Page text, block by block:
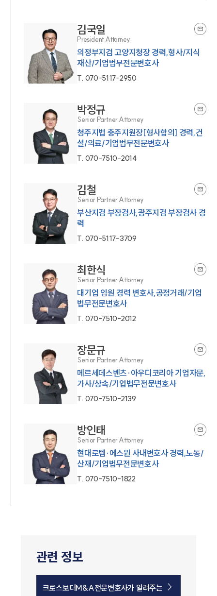
김국일
President Attorney
의정부지검 고양지청장 경력,형사/지식
재산/기업법무전문변호사
T. 070-5117-2950
박정규
Senior Partner Attorney
청주지법 충주지원장[형사합의] 경력,건
설/의료/기업법무전문변호사
T. 070-7510-2014
김철
Senior Partner Attorney
부산지검 부장검사,광주지검 부장검사 경
력
T. 070-5117-3709
최한식
Senior Partner Attorney
대기업 임원 경력 변호사,공정거래/기업
법무전문변호사
T. 070-7510-2012
장문규
Senior Partner Attorney
메르세데스벤츠·아우디코리아 기업자문,
가사/상속/기업법무전문변호사
T. 070-7510-2139
방인태
Senior Partner Attorney
현대로템·에스원 사내변호사 경력,노동/
산재/기업법무전문변호사
T. 070-7510-1822
관련 정보
크로스보더M&A전문변호사가 알려주는